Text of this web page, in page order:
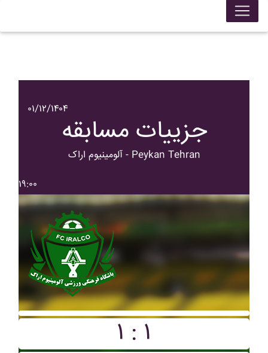
۰۱/۱۲/۱۴۰۴
جزییات مسابقه
آلومينيوم اراک - Peykan Tehran
۱۹:۰۰
۱ : ۱